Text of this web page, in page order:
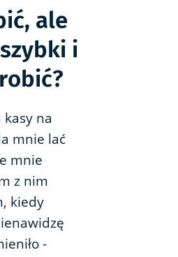
ale
i
na
mnie lać
mnie
z nim
kiedy
-